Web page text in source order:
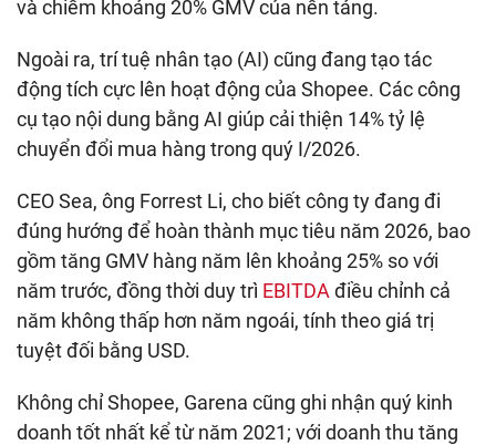
và chiếm khoảng 20% GMV của nền tảng.
Ngoài ra, trí tuệ nhân tạo (AI) cũng đang tạo tác
động tích cực lên hoạt động của Shopee. Các công
cụ tạo nội dung bằng AI giúp cải thiện 14% tỷ lệ
chuyển đổi mua hàng trong quý I/2026.
CEO Sea, ông Forrest Li, cho biết công ty đang đi
đúng hướng để hoàn thành mục tiêu năm 2026, bao
gồm tăng GMV hàng năm lên khoảng 25% so với
năm trước, đồng thời duy trì EBITDA điều chỉnh cả
năm không thấp hơn năm ngoái, tính theo giá trị
tuyệt đối bằng USD.
Không chỉ Shopee, Garena cũng ghi nhận quý kinh
doanh tốt nhất kể từ năm 2021; với doanh thu tăng